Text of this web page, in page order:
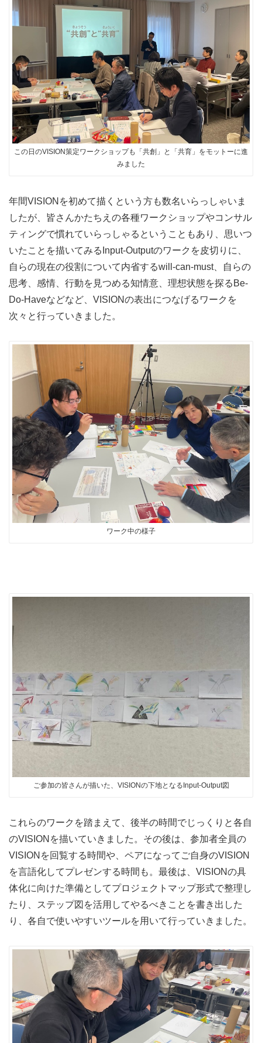
この日のVISION策定ワークショップも「共創」と「共育」をモットーに進
みました
年間VISIONを初めて描くという方も数名いらっしゃいま
したが、皆さんかたちえの各種ワークショップやコンサル
ティングで慣れていらっしゃるということもあり、思いつ
いたことを描いてみるInput-Outputのワークを皮切りに、
自らの現在の役割について内省するwill-can-must、自らの
思考、感情、行動を見つめる知情意、理想状態を探るBe-
Do-Haveなどなど、VISIONの表出につなげるワークを
次々と行っていきました。
ワーク中の様子
ご参加の皆さんが描いた、VISIONの下地となるInput-Output図
これらのワークを踏まえて、後半の時間でじっくりと各自
のVISIONを描いていきました。その後は、参加者全員の
VISIONを回覧する時間や、ペアになってご自身のVISION
を言語化してプレゼンする時間も。最後は、VISIONの具
体化に向けた準備としてプロジェクトマップ形式で整理し
たり、ステップ図を活用してやるべきことを書き出した
り、各自で使いやすいツールを用いて行っていきました。